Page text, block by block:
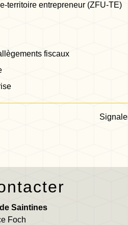
territoire entrepreneur (ZFU-TE)
fiscaux
Saintines
Foch